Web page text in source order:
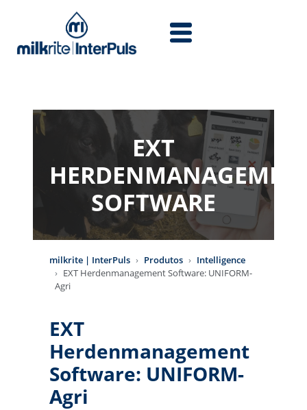
EXT
SOFTWARE
milkrite | InterPuls Produtos
Intelligence
EXT Herdenmanagement Software: UNIFORM-
Agri
EXT
Herdenmanagement
Software: UNIFORM-
Agri